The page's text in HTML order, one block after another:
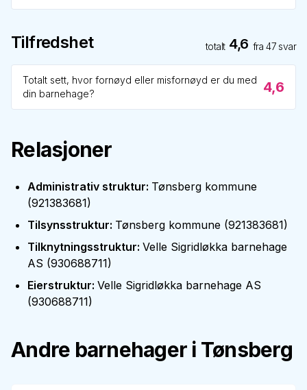
Tilfredshet totalt 4,6 fra47 svar
Totalt sett, hvor fornøyd eller misfornøyd er du med
din barnehage?
4,6
Relasjoner
Administrativ struktur: Tønsberg kommune
(921383681)
Tilsynsstruktur: Tønsberg kommune (921383681)
Tilknytningsstruktur: Velle Sigridløkka barnehage
AS (930688711)
Eierstruktur: Velle Sigridløkka barnehage AS
(930688711)
Andre barnehager i Tønsberg